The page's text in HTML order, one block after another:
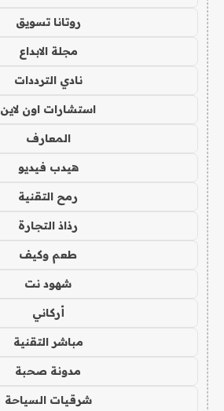
روتانا تسويق
مجلة الابداع
نادي الترددات
استشارات اون لاين
المعارف
هيدب فيديو
رمح التقنية
رذاذ التجارة
طعم وكيف
شهود نت
أركاني
مباشر التقنية
مدونة صحبة
شرقيات السياحة